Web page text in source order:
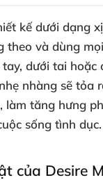
kế dưới dạng
theo và dùng
dưới tai hoặc
nhàng sẽ tỏa
làm tăng hưng
sống tình dục.
của Desire